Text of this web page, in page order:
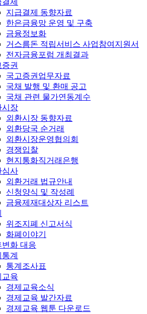
제
지급결제 동향자료
한은금융망 운영 및 구축
금융정보화
거스름돈 적립서비스 사업참여지원서
전자금융포럼 개최결과
권
국고증권업무자료
국채 발행 및 환매 공고
국채 관련 물가연동계수
시장
외환시장 동향자료
외환당국 순거래
외환시장운영협의회
경쟁입찰
현지통화직거래은행
심사
외환거래 법규안내
신청양식 및 작성례
금융제재대상자 리스트
위조지폐 신고서식
화폐이야기
변화 대응
계
통계조사표
교육
경제교육소식
경제교육 발간자료
경제교육 웹툰 다운로드